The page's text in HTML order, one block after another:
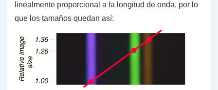
linealmente proporcional a la longitud de onda, por lo
que los tamaños quedan así: